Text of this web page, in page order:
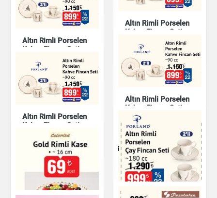
Mutfak Ürünleri
Altın Rimli Porselen
Kahve Fincan Seti
Mutfak Ürünleri
Altın Rimli Porselen
Kahve Fincan Seti
Mutfak Ürünleri
Altın Rimli Porselen
Kahve Fincan Seti
Mutfak Ürünleri
Altın Rimli Porselen
Kahve Fincan Seti
Mutfak Ürünleri